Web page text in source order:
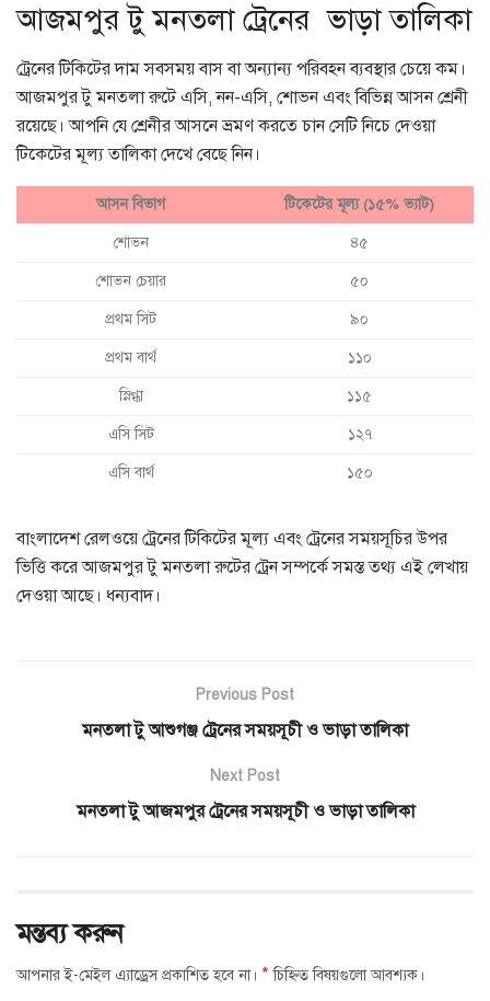
আজমপুর টু মনতলা ট্রেনের ভাড়া তালিকা
ট্রেনের টিকিটের দাম সবসময় বাস বা অন্যান্য পরিবহন ব্যবস্থার চেয়ে কম।
আজমপুর টু মনতলা রুটে এসি, নন-এসি, শোভন এবং বিভিন্ন আসন শ্রেনী
রয়েছে। আপনি যে শ্রেনীর আসনে ভ্রমণ করতে চান সেটি নিচে দেওয়া
টিকেটের মূল্য তালিকা দেখে বেছে নিন।
আসন বিভাগ টিকেটের মূল্য (১৫% ভ্যাট)
শোভন ৪৫
শোভন চেয়ার ৫০
প্রথম সিট ৯০
প্রথম বার্থ ১১০
স্নিগ্ধা ১১৫
এসি সিট ১২৭
এসি বার্থ ১৫০
বাংলাদেশ রেলওয়ে ট্রেনের টিকিটের মূল্য এবং ট্রেনের সময়সূচির উপর
ভিত্তি করে আজমপুর টু মনতলা রুটের ট্রেন সম্পর্কে সমস্ত তথ্য এই লেখায়
দেওয়া আছে। ধন্যবাদ।
Previous Post
মনতলা টু আশুগঞ্জ ট্রেনের সময়সূচী ও ভাড়া তালিকা
Next Post
মনতলা টু আজমপুর ট্রেনের সময়সূচী ও ভাড়া তালিকা
মন্তব্য করুন
আপনার ই-মেইল এ্যাড্রেস প্রকাশিত হবে না। * চিহ্নিত বিষয়গুলো আবশ্যক।